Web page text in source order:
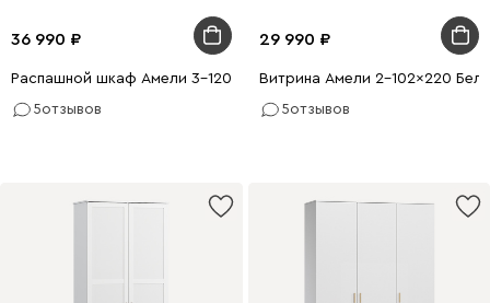
36 990
Распашной шкаф Амели 3-120x220 Белый
5отзывов
29 990
Витрина Амели 2-102x220
5отзывов